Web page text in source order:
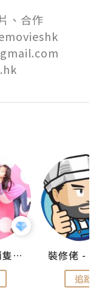
、合作
儍媽媽與兩隻小魔怪之家
追蹤